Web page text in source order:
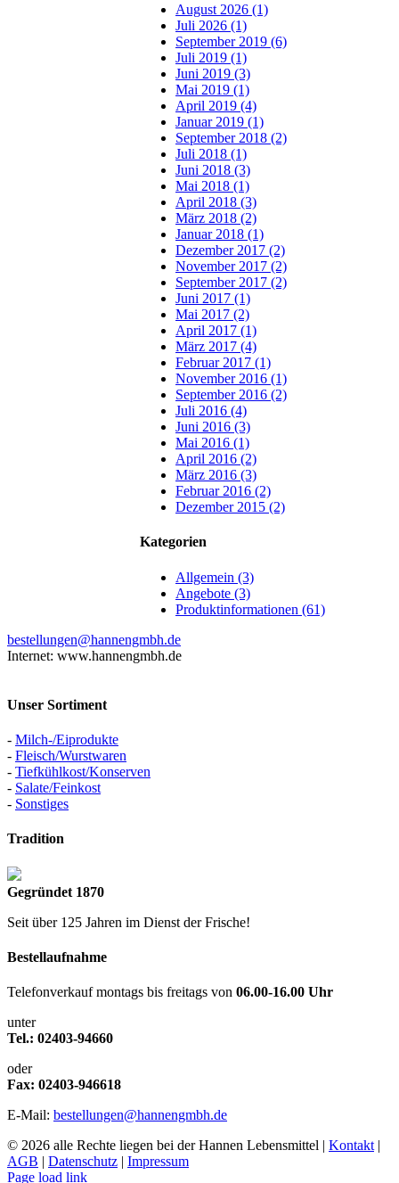
August 2026 (1)
Juli 2026 (1)
September 2019 (6)
Juli 2019 (1)
Juni 2019 (3)
Mai 2019 (1)
April 2019 (4)
Januar 2019 (1)
September 2018 (2)
Juli 2018 (1)
Juni 2018 (3)
Mai 2018 (1)
April 2018 (3)
März 2018 (2)
Januar 2018 (1)
Dezember 2017 (2)
November 2017 (2)
September 2017 (2)
Juni 2017 (1)
Mai 2017 (2)
April 2017 (1)
März 2017 (4)
Februar 2017 (1)
November 2016 (1)
September 2016 (2)
Juli 2016 (4)
Juni 2016 (3)
Mai 2016 (1)
April 2016 (2)
März 2016 (3)
Februar 2016 (2)
Dezember 2015 (2)
Kategorien
Allgemein (3)
Angebote (3)
Produktinformationen (61)
bestellungen@hannengmbh.de
Internet: www.hannengmbh.de
Unser Sortiment
- Milch-/Eiprodukte
- Fleisch/Wurstwaren
- Tiefkühlkost/Konserven
- Salate/Feinkost
- Sonstiges
Tradition
Gegründet 1870
Seit über 125 Jahren im Dienst der Frische!
Bestellaufnahme
Telefonverkauf montags bis freitags von 06.00-16.00 Uhr
unter
Tel.: 02403-94660
oder
Fax: 02403-946618
E-Mail: bestellungen@hannengmbh.de
© 2026 alle Rechte liegen bei der Hannen Lebensmittel | Kontakt |
AGB | Datenschutz | Impressum
Page load link